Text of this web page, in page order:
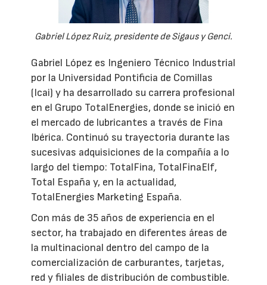
Gabriel López Ruiz, presidente de Sigaus y Genci.
Gabriel López es Ingeniero Técnico Industrial
por la Universidad Pontificia de Comillas
(Icai) y ha desarrollado su carrera profesional
en el Grupo TotalEnergies, donde se inició en
el mercado de lubricantes a través de Fina
Ibérica. Continuó su trayectoria durante las
sucesivas adquisiciones de la compañía a lo
largo del tiempo: TotalFina, TotalFinaElf,
Total España y, en la actualidad,
TotalEnergies Marketing España.
Con más de 35 años de experiencia en el
sector, ha trabajado en diferentes áreas de
la multinacional dentro del campo de la
comercialización de carburantes, tarjetas,
red y filiales de distribución de combustible.